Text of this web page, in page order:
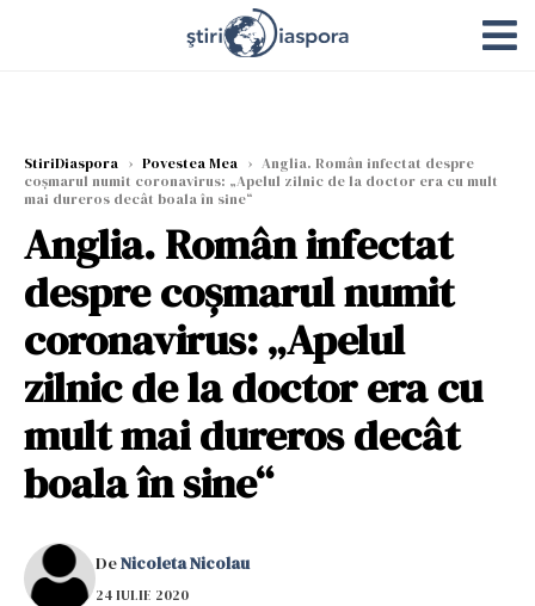
StiriDiaspora › Povestea Mea › Anglia. Român infectat despre
coșmarul numit coronavirus: „Apelul zilnic de la doctor era cu mult
mai dureros decât boala în sine“
Anglia. Român infectat
despre coșmarul numit
coronavirus: „Apelul
zilnic de la doctor era cu
mult mai dureros decât
boala în sine“
DeNicoleta Nicolau
24 IULIE 2020